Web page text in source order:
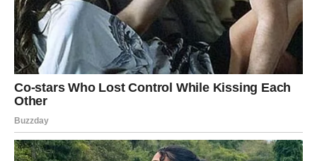
prošlosti mogla bi ponovo stupiti u kontakt sa vama.
Ne donosite ishitrene odluke – poslušajte srce.